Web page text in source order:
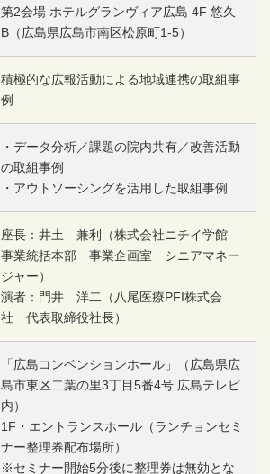
第2会場 ホテルグランヴィア広島 4F 悠久
B（広島県広島市南区松原町1-5）
積極的な広報活動による地域連携の取組事
例
・データ分析／課題の院内共有／改善活動
の取組事例
・アウトソーシングを活用した取組事例
座長：井土 兼利（株式会社ニチイ学館
事業統括本部 事業企画室 シニアマネー
ジャー）
演者：門井 洋二（八尾医療PFI株式会
社 代表取締役社長）
「広島コンベンションホール」（広島県広
島市東区二葉の里3丁目5番4号 広島テレビ
内）
1F・エントランスホール（ランチョンセミ
ナー整理券配布場所）
※セミナー開始5分後に整理券は無効とな